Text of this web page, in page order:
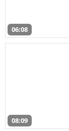
06:08
08:09